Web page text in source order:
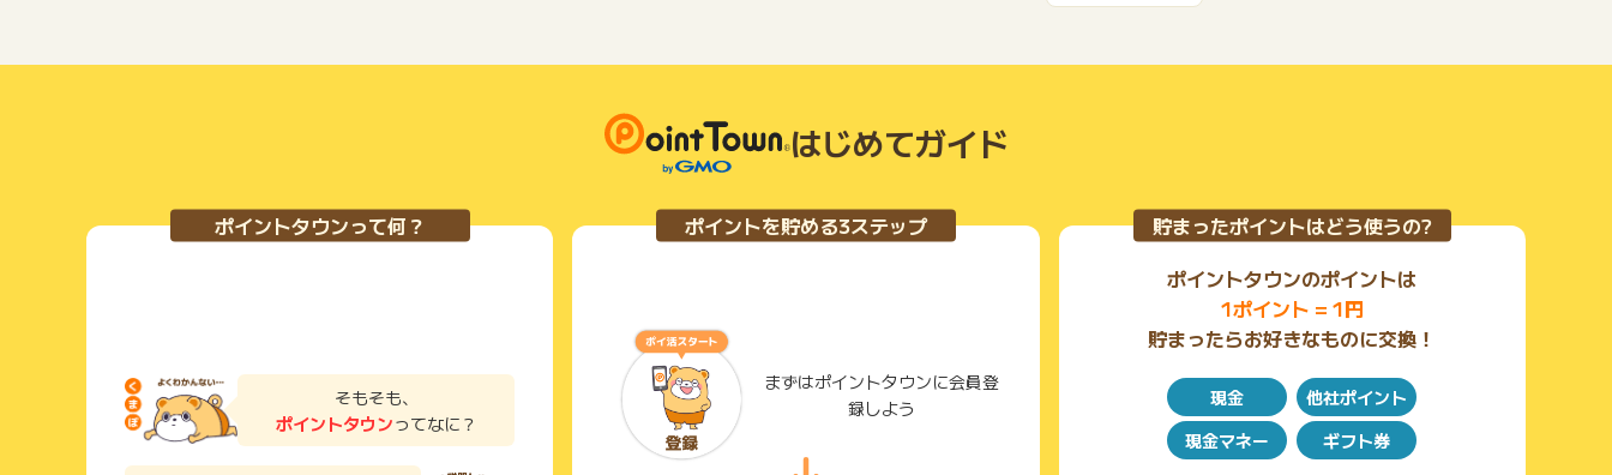
はじめてガイド
ポイントタウンって何？
そもそも、
ポイントタウンってなに？
ポイントを貯める3ステップ
まずはポイントタウンに会員登
録しよう
貯まったポイントはどう使うの?
ポイントタウンのポイントは
1ポイント = 1円
貯まったらお好きなものに交換！
現金
他社ポイント
現金マネー
ギフト券